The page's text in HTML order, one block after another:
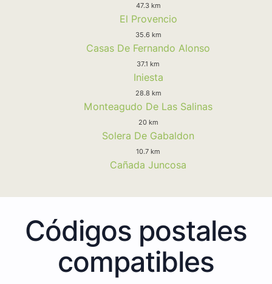
47.3 km
El Provencio
35.6 km
Casas De Fernando Alonso
37.1 km
Iniesta
28.8 km
Monteagudo De Las Salinas
20 km
Solera De Gabaldon
10.7 km
Cañada Juncosa
Códigos postales
compatibles